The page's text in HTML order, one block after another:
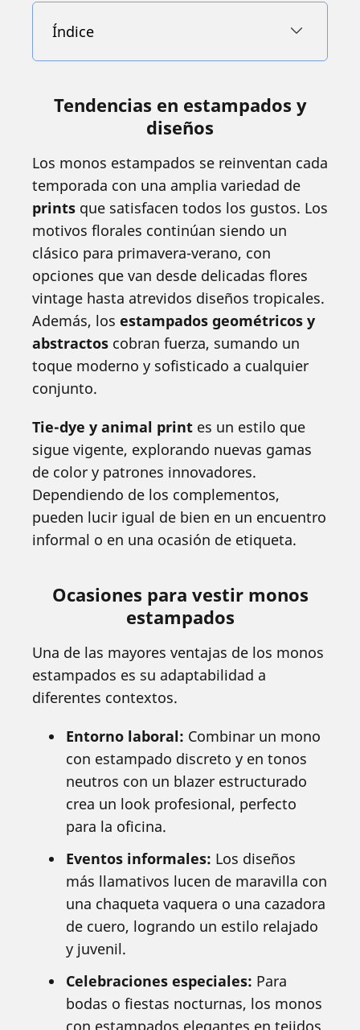
Índice
Tendencias en estampados y
diseños
Los monos estampados se reinventan cada
temporada con una amplia variedad de
prints que satisfacen todos los gustos. Los
motivos florales continúan siendo un
clásico para primavera-verano, con
opciones que van desde delicadas flores
vintage hasta atrevidos diseños tropicales.
Además, los estampados geométricos y
abstractos cobran fuerza, sumando un
toque moderno y sofisticado a cualquier
conjunto.
Tie-dye y animal print es un estilo que
sigue vigente, explorando nuevas gamas
de color y patrones innovadores.
Dependiendo de los complementos,
pueden lucir igual de bien en un encuentro
informal o en una ocasión de etiqueta.
Ocasiones para vestir monos
estampados
Una de las mayores ventajas de los monos
estampados es su adaptabilidad a
diferentes contextos.
Entorno laboral: Combinar un mono
con estampado discreto y en tonos
neutros con un blazer estructurado
crea un look profesional, perfecto
para la oficina.
Eventos informales: Los diseños
más llamativos lucen de maravilla con
una chaqueta vaquera o una cazadora
de cuero, logrando un estilo relajado
y juvenil.
Celebraciones especiales: Para
bodas o fiestas nocturnas, los monos
con estampados elegantes en tejidos